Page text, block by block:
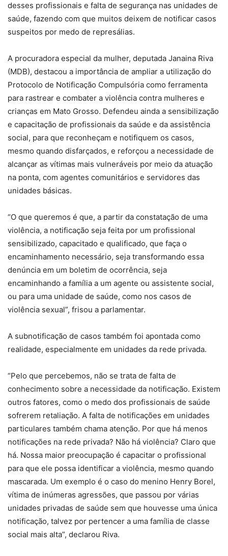
desses profissionais e falta de segurança nas unidades de
saúde, fazendo com que muitos deixem de notificar casos
suspeitos por medo de represálias.
A procuradora especial da mulher, deputada Janaina Riva
(MDB), destacou a importância de ampliar a utilização do
Protocolo de Notificação Compulsória como ferramenta
para rastrear e combater a violência contra mulheres e
crianças em Mato Grosso. Defendeu ainda a sensibilização
e capacitação de profissionais da saúde e da assistência
social, para que reconheçam e notifiquem os casos,
mesmo quando disfarçados, e reforçou a necessidade de
alcançar as vítimas mais vulneráveis por meio da atuação
na ponta, com agentes comunitários e servidores das
unidades básicas.
“O que queremos é que, a partir da constatação de uma
violência, a notificação seja feita por um profissional
sensibilizado, capacitado e qualificado, que faça o
encaminhamento necessário, seja transformando essa
denúncia em um boletim de ocorrência, seja
encaminhando a família a um agente ou assistente social,
ou para uma unidade de saúde, como nos casos de
violência sexual”, frisou a parlamentar.
A subnotificação de casos também foi apontada como
realidade, especialmente em unidades da rede privada.
“Pelo que percebemos, não se trata de falta de
conhecimento sobre a necessidade da notificação. Existem
outros fatores, como o medo dos profissionais de saúde
sofrerem retaliação. A falta de notificações em unidades
particulares também chama atenção. Por que há menos
notificações na rede privada? Não há violência? Claro que
há. Nossa maior preocupação é capacitar o profissional
para que ele possa identificar a violência, mesmo quando
mascarada. Um exemplo é o caso do menino Henry Borel,
vítima de inúmeras agressões, que passou por várias
unidades privadas de saúde sem que houvesse uma única
notificação, talvez por pertencer a uma família de classe
social mais alta”, declarou Riva.